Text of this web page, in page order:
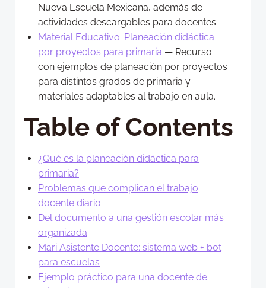
Nueva Escuela Mexicana, además de
actividades descargables para docentes.
Material Educativo: Planeación didáctica
por proyectos para primaria — Recurso
con ejemplos de planeación por proyectos
para distintos grados de primaria y
materiales adaptables al trabajo en aula.
Table of Contents
¿Qué es la planeación didáctica para
primaria?
Problemas que complican el trabajo
docente diario
Del documento a una gestión escolar más
organizada
Mari Asistente Docente: sistema web + bot
para escuelas
Ejemplo práctico para una docente de